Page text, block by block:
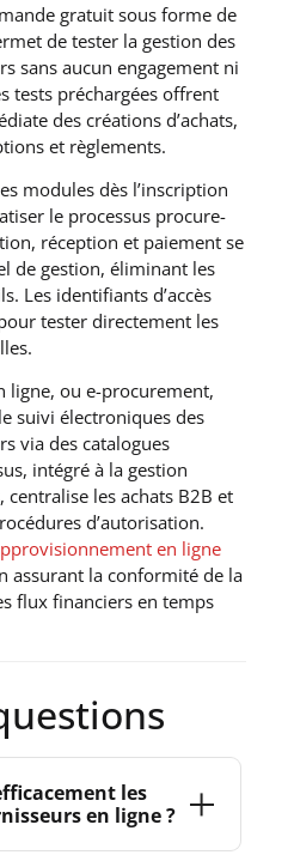
gratuit sous forme de
de tester la gestion des
sans aucun engagement ni
tests préchargées offrent
des créations d’achats,
et règlements.
modules dès l’inscription
le processus procure-
réception et paiement se
de gestion, éliminant les
Les identifiants d’accès
tester directement les
ligne, ou e-procurement,
suivi électroniques des
via des catalogues
intégré à la gestion
les achats B2B et
d’autorisation.
en ligne
assurant la conformité de la
flux financiers en temps
les
en ligne ?